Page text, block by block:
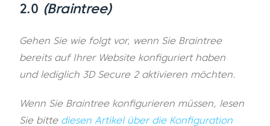
2.0 (Braintree)
Gehen Sie wie folgt vor, wenn Sie Braintree
bereits auf Ihrer Website konfiguriert haben
und lediglich 3D Secure 2 aktivieren möchten.
Wenn Sie Braintree konfigurieren müssen, lesen
Sie bitte diesen Artikel über die Konfiguration